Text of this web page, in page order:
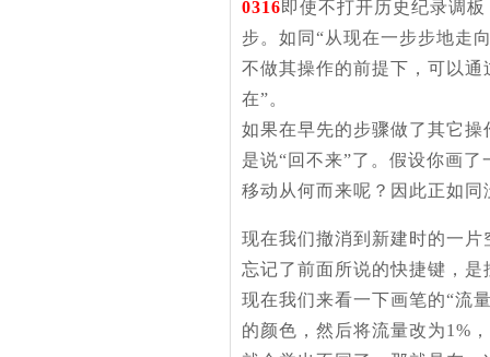
0316即使不打开历史纪录调
步。如同“从现在一步步地走
不做其操作的前提下，可以通
在”。
如果在早先的步骤做了其它
是说“回不来”了。假设你画
移动从何而来呢？因此正如
现在我们撤消到新建时的一
忘记了前面所说的快捷键，
现在我们来看一下画笔的“流
的颜色，然后将流量改为1%